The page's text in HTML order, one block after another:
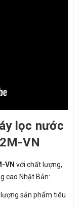
lọc nước
VN
VN với chất lượng,
cao Nhật Bản:
sản phẩm tiêu